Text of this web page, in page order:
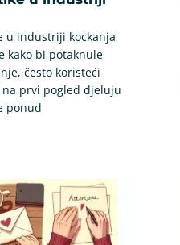
u industriji kockanja
kako bi potaknule
često koristeći
prvi pogled djeluju
ponud